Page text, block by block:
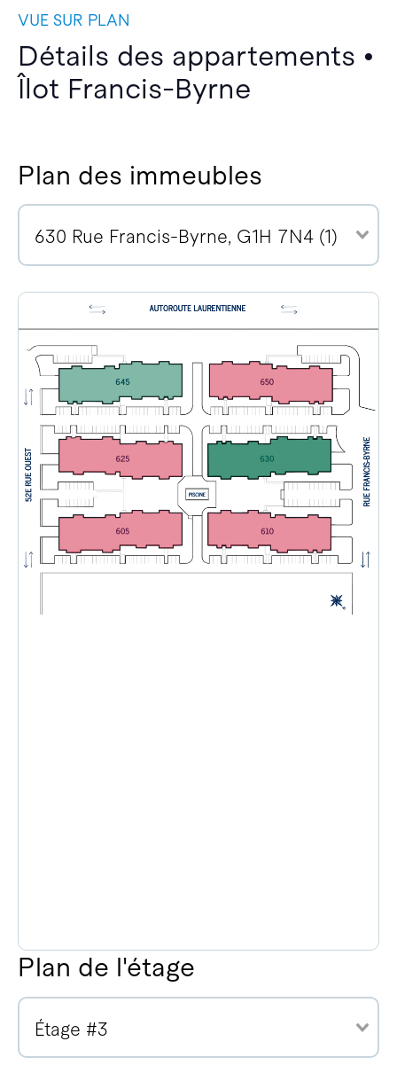
VUE SUR PLAN
Détails des appartements •
Îlot Francis-Byrne
Plan des immeubles
630 Rue Francis-Byrne, G1H 7N4 (1)
Plan de l'étage
Étage #3